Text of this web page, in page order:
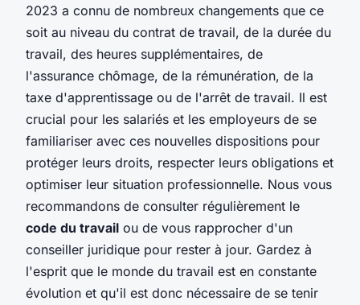
2023 a connu de nombreux changements que ce
soit au niveau du contrat de travail, de la durée du
travail, des heures supplémentaires, de
l'assurance chômage, de la rémunération, de la
taxe d'apprentissage ou de l'arrêt de travail. Il est
crucial pour les salariés et les employeurs de se
familiariser avec ces nouvelles dispositions pour
protéger leurs droits, respecter leurs obligations et
optimiser leur situation professionnelle. Nous vous
recommandons de consulter régulièrement le
code du travail ou de vous rapprocher d'un
conseiller juridique pour rester à jour. Gardez à
l'esprit que le monde du travail est en constante
évolution et qu'il est donc nécessaire de se tenir